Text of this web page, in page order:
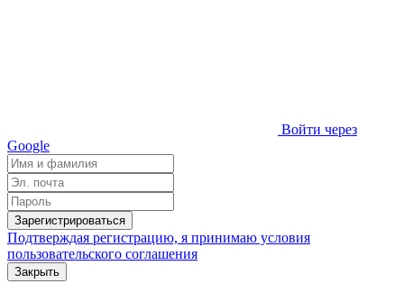
Войти через
Google
Зарегистрироваться
Подтверждая регистрацию, я принимаю условия
пользовательского соглашения
Закрыть